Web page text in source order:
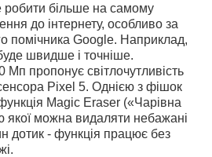
робити більше на самому
до інтернету, особливо за
помічника Google. Наприклад,
швидше і точніше.
пропонує світлочутливість
Pixel 5. Однією з фішок
Magic Eraser («Чарівна
якої можна видаляти небажані
дотик - функція працює без